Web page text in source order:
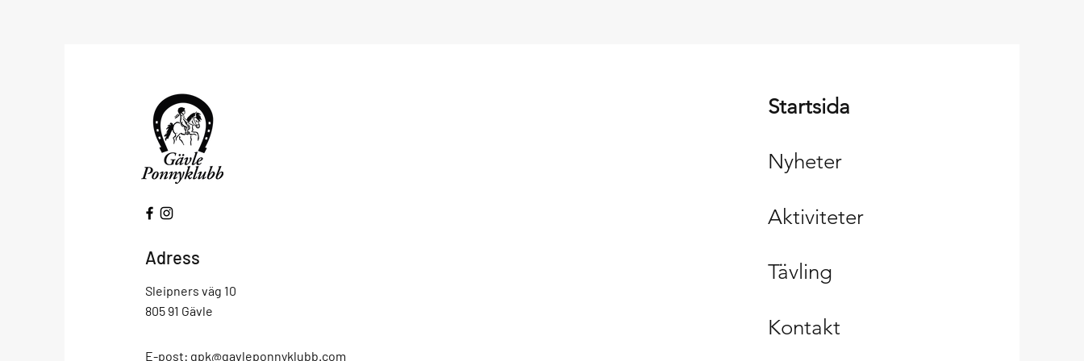
Adress
Sleipners väg 10
805 91 Gävle
E-post: gpk@gavleponnyklubb.com
Startsida
Nyheter
Aktiviteter
Tävling
Kontakt